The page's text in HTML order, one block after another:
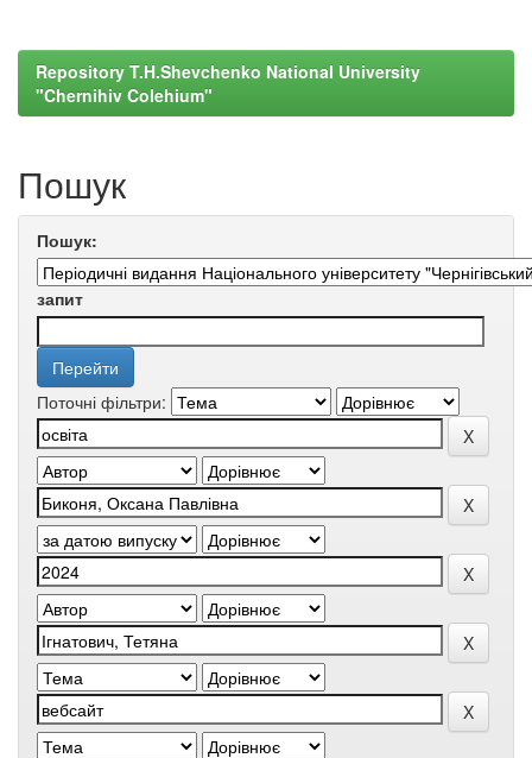
Repository T.H.Shevchenko National University
"Chernihiv Colehium"
Пошук
Пошук:
запит
Поточні фільтри: